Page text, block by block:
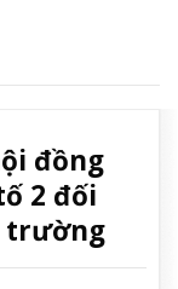
đồng
2 đối
trường